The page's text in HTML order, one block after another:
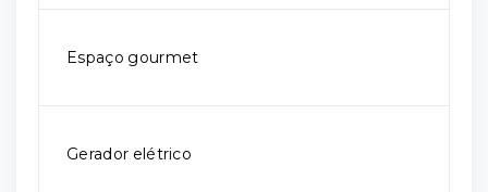
Espaço gourmet
Gerador elétrico